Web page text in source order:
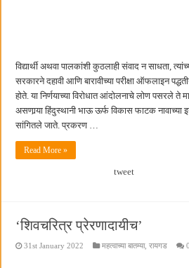
विद्यार्थी अथवा पालकांशी कुठलाही संवाद न साधता,
सरकारने दहावी आणि बारावीच्या परीक्षा ऑफलाइन
होते. या निर्णयाच्या विरोधात आंदोलनाचे लोण पसरले ते
असणार्‍या हिंदुस्थानी भाऊ ऊर्फ विकास फाटक
सांगितले जाते. प्रकरण …
Read More »
tweet
‘शिवचरित्र प्रेरणादायीच’
31st January 2022 महत्वाच्या बातम्या,रायगड 0